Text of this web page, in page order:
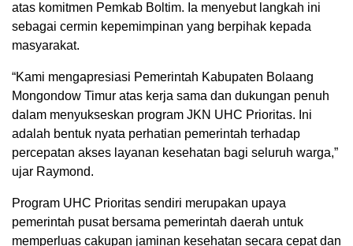
atas komitmen Pemkab Boltim. Ia menyebut langkah ini
sebagai cermin kepemimpinan yang berpihak kepada
masyarakat.
“Kami mengapresiasi Pemerintah Kabupaten Bolaang
Mongondow Timur atas kerja sama dan dukungan penuh
dalam menyukseskan program JKN UHC Prioritas. Ini
adalah bentuk nyata perhatian pemerintah terhadap
percepatan akses layanan kesehatan bagi seluruh warga,”
ujar Raymond.
Program UHC Prioritas sendiri merupakan upaya
pemerintah pusat bersama pemerintah daerah untuk
memperluas cakupan jaminan kesehatan secara cepat dan